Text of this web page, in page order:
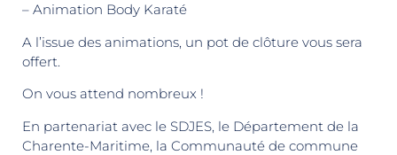
– Animation Body Karaté
A l’issue des animations, un pot de clôture vous sera
offert.
On vous attend nombreux !
En partenariat avec le SDJES, le Département de la
Charente-Maritime, la Communauté de commune